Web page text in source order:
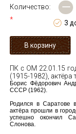
Количество:
*
—
3
ПК с ОМ 22.01.15
(1915-1982),
Борис Фёдорович
СССР (1962).
Родился в Саратове
актёра прошли в
успешно окончил
Слонова.